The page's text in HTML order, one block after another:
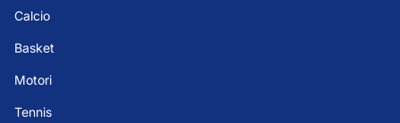
Calcio
Basket
Motori
Tennis